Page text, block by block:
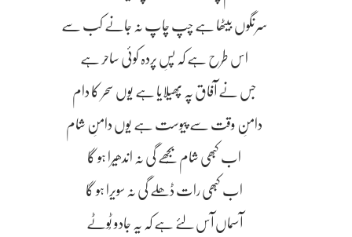
سرنگوں بیٹھا ہے چپ چاپ نہ جانے کب سے
اس طرح ہے کہ پسِ پردہ کوئی ساحر ہے
جس نے آفاق پہ پھیلایا ہے یوں سحر کا دام
دامنِ وقت سے پیوست ہے یوں دامنِ شام
اب کبھی شام بُجھے گی نہ اندھیرا ہو گا
اب کبھی رات ڈھلے گی نہ سویرا ہو گا
آسماں آس لئے ہے کہ یہ جادو ٹُوٹے